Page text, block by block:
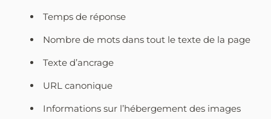
Temps de réponse
Nombre de mots dans tout le texte de la page
Texte d’ancrage
URL canonique
Informations sur l’hébergement des images